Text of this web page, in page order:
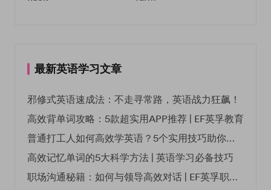
最新英语学习文章
邪修式英语速成法：不走寻常路，英语战力狂飙！
高效背单词攻略：5款超实用APP推荐 | EF英孚教育
普通打工人如何高效学英语？5个实用技巧助你突破职场瓶颈
高效记忆单词的5大科学方法 | 英语学习必备技巧
职场沟通秘籍：如何与领导高效对话 | EF英孚职场指南